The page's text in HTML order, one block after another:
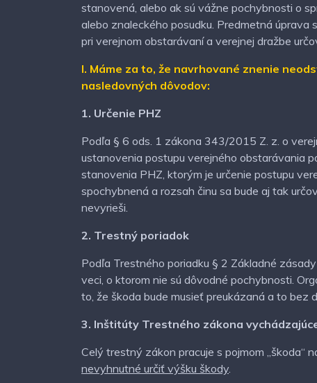
stanovená, alebo ak sú vážne pochybnosti o
alebo znaleckého posudku. Predmetná
pri verejnom obstarávaní a verejnej dražbe
I. Máme za to, že navrhované znenie
nasledovných dôvodov:
1. Určenie PHZ
Podľa § 6 ods. 1 zákona 343/2015 Z. z. o
ustanovenia postupu verejného obstarávania
stanovenia PHZ, ktorým je určenie postupu
spochybnená a rozsah činu sa bude aj tak
nevyrieši.
2. Trestný poriadok
Podľa Trestného poriadku § 2 Základné
veci, o ktorom nie sú dôvodné pochybnosti.
to, že škoda bude musieť preukázaná a to bez
3. Inštitúty Trestného zákona
Celý trestný zákon pracuje s pojmom „škoda“
nevyhnutné určiť výšku škody.